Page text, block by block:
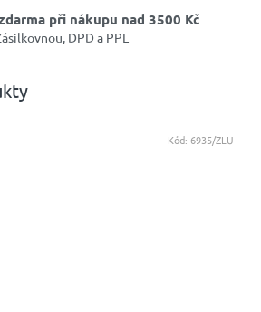
při nákupu nad 3500 Kč
DPD a PPL
Kód: 6935/ZLU